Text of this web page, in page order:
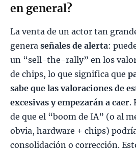
en general?
La venta de un actor tan
genera señales de alerta:
un “sell-the-rally” en los
de chips, lo que significa que
sabe que las valoraciones de
excesivas y empezarán a caer.
de que el “boom de IA” (o al
obvia, hardware + chips)
consolidación o corrección.